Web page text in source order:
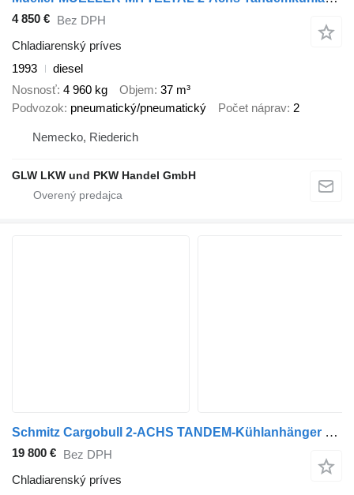
4 850 € Bez DPH
Chladiarenský príves
1993
diesel
Nosnosť 4 960 kg Objem 37 m³
Podvozok pneumatický/pneumatický Počet náprav 2
Nemecko, Riederich
GLW LKW und PKW Handel GmbH
Schmitz Cargobull 2-ACHS TANDEM-Kühlanhänger 7,35 m LBW 2 T
19 800 € Bez DPH
Chladiarenský príves